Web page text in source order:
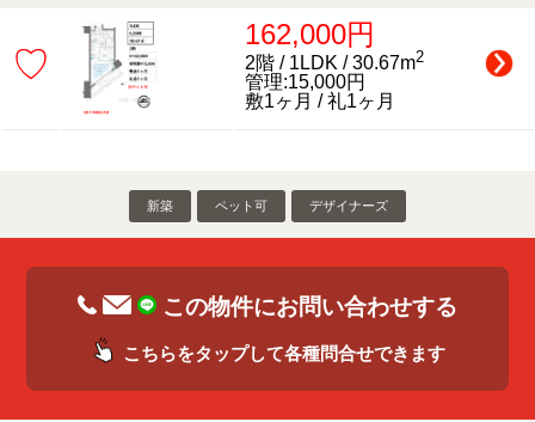
♡
162,000円
2階 / 1LDK / 30.67m2
管理:15,000円
敷1ヶ月 / 礼1ヶ月
新築 ペット可 デザイナーズ
この物件にお問い合わせする
こちらをタップして各種問合せできます